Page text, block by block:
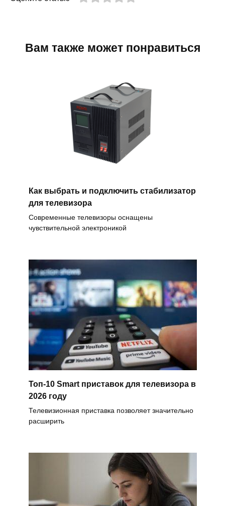
Вам также может понравиться
Как выбрать и подключить стабилизатор
для телевизора
Современные телевизоры оснащены
чувствительной электроникой
Топ-10 Smart приставок для телевизора в
2026 году
Телевизионная приставка позволяет значительно
расширить